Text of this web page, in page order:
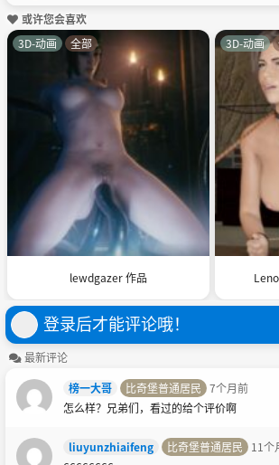
或许您会喜欢
lewdgazer 作品
3D-动画 全部 3D-动画
登录后才能评论哦！
最新评论
榜一大哥
比奇堡普通居民 7个月前
怎么样？兄弟们，看过的给个评价啊
liuyunzhiaifeng 比奇堡普通居民
11个